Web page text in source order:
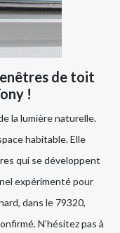
de toit
!
la lumière naturelle.
habitable. Elle
qui se développent
expérimenté pour
dans le 79320,
N’hésitez pas à